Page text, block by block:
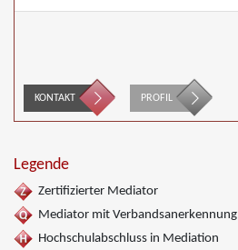
KONTAKT PROFIL
Legende
Zertifizierter Mediator
Mediator mit Verbandsanerkennung
Hochschulabschluss in Mediation